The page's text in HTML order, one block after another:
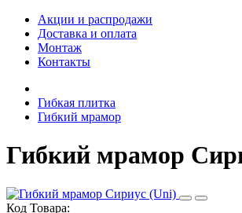
Акции и распродажи
Доставка и оплата
Монтаж
Контакты
Гибкая плитка
Гибкий мрамор
Гибкий мрамор
Код Товара: